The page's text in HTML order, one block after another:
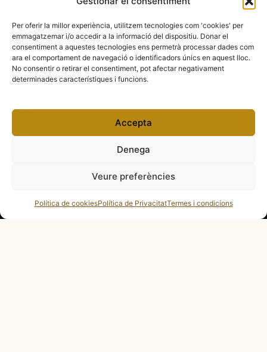
Per oferir la millor experiència, utilitzem tecnologies com 'cookies' per
emmagatzemar i/o accedir a la informació del dispositiu. Donar el
consentiment a aquestes tecnologies ens permetrà processar dades com
ara el comportament de navegació o identificadors únics en aquest lloc.
No consentir o retirar el consentiment, pot afectar negativament
determinades característiques i funcions.
Accepta
Denega
Veure preferències
Política de cookiesPolítica de PrivacitatTermes i condicions
Mitjà auditat per